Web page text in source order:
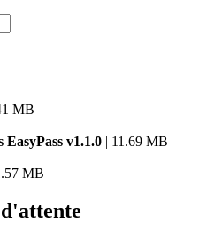
MB
EasyPass v1.1.0 | 11.69 MB
MB